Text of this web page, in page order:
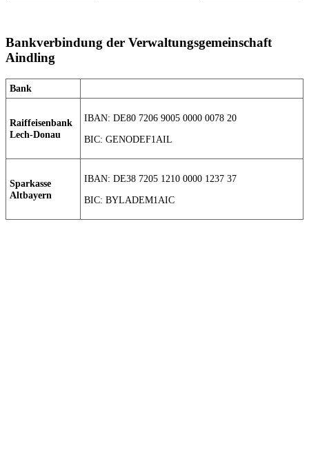
Bankverbindung der Verwaltungsgemeinschaft
Aindling
Bank
Raiffeisenbank
Lech-Donau
IBAN: DE80 7206 9005 0000 0078 20
BIC: GENODEF1AIL
Sparkasse
Altbayern
IBAN: DE38 7205 1210 0000 1237 37
BIC: BYLADEM1AIC